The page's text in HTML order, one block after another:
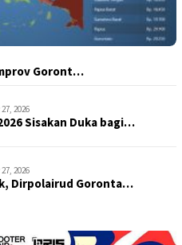
Goront…
2026
Sisakan Duka bagi…
2026
Dirpolairud Goronta…